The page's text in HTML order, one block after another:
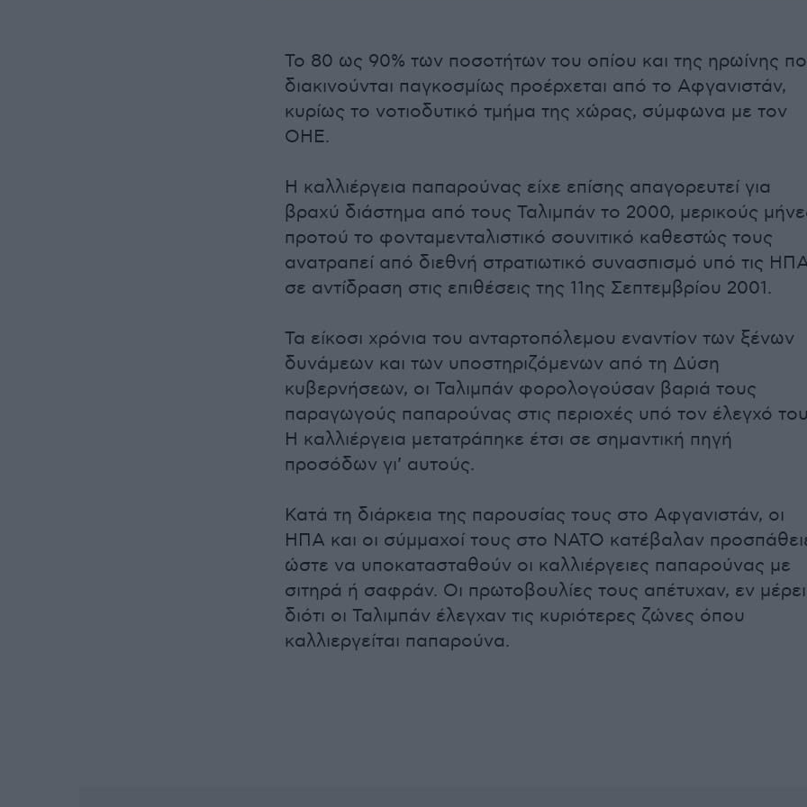
Το 80 ως 90% των ποσοτήτων του οπίου και της ηρωίνης
διακινούνται παγκοσμίως προέρχεται από το Αφγανιστάν,
κυρίως το νοτιοδυτικό τμήμα της χώρας, σύμφωνα με τον
ΟΗΕ.
Η καλλιέργεια παπαρούνας είχε επίσης απαγορευτεί για
βραχύ διάστημα από τους Ταλιμπάν το 2000, μερικούς
προτού το φονταμενταλιστικό σουνιτικό καθεστώς τους
ανατραπεί από διεθνή στρατιωτικό συνασπισμό υπό τις
σε αντίδραση στις επιθέσεις της 11ης Σεπτεμβρίου 2001.
Τα είκοσι χρόνια του ανταρτοπόλεμου εναντίον των ξένων
δυνάμεων και των υποστηριζόμενων από τη Δύση
κυβερνήσεων, οι Ταλιμπάν φορολογούσαν βαριά τους
παραγωγούς παπαρούνας στις περιοχές υπό τον έλεγχό
Η καλλιέργεια μετατράπηκε έτσι σε σημαντική πηγή
προσόδων γι’ αυτούς.
Κατά τη διάρκεια της παρουσίας τους στο Αφγανιστάν, οι
ΗΠΑ και οι σύμμαχοί τους στο NATO κατέβαλαν
ώστε να υποκατασταθούν οι καλλιέργειες παπαρούνας με
σιτηρά ή σαφράν. Οι πρωτοβουλίες τους απέτυχαν, εν μέρει
διότι οι Ταλιμπάν έλεγχαν τις κυριότερες ζώνες όπου
καλλιεργείται παπαρούνα.